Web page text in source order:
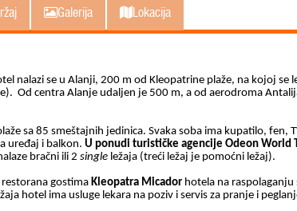
Galerija Lokacija
nalazi se u Alanji, 200 m od Kleopatrine plaže, na kojoj se
Od centra Alanje udaljen je 500 m, a od aerodroma
sa 85 smeštajnih jedinica. Svaka soba ima kupatilo, fen,
uređaj i balkon. U ponudi turističke agencije Odeon World
bračni ili 2 single ležaja (treći ležaj je pomoćni ležaj).
gostimaKleopatra Micador hotela na
hotel ima usluge lekara na poziv i servis za pranje i